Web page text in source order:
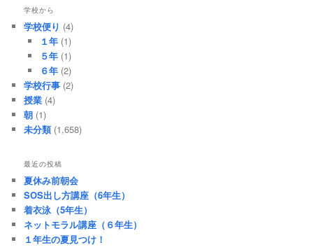
学校から
学校便り (4)
１年(1)
５年(1)
６年(2)
学校行事 (2)
授業 (4)
朝 (1)
未分類(1,658)
最近の投稿
夏休み前朝会
SOS出し方講座（6年生）
着衣泳（5年生）
ネットモラル講座（６年生）
１年生の夏見つけ！